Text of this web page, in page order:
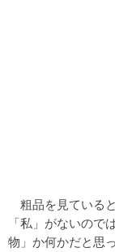
粗品を見ている
「私」がないので
物」か何かだと思